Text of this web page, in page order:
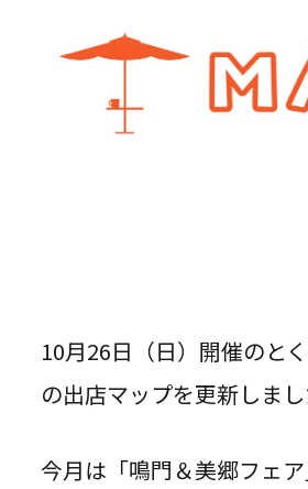
10月26日（日）開催のと
の出店マップを更新しま
今月は「鳴門＆美郷フェア